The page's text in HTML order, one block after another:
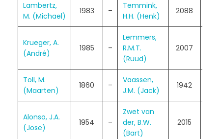
Lambertz,
M. (Michael)
1983 –
Temmink,
H.H. (Henk)
2088
Krueger, A.
(André)
1985 –
Lemmers,
R.M.T.
(Ruud)
2007
Toll, M.
(Maarten)
1860 –
Vaassen,
J.M. (Jack)
1942
Alonso, J.A.
(Jose)
1954 –
Zwet van
der, B.W.
(Bart)
2015